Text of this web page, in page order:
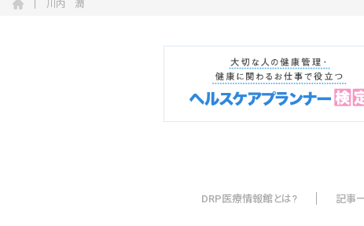
川内 潤
DRP医療情報館とは? 記事